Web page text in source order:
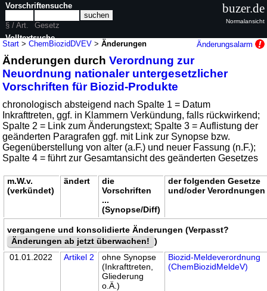
Start >ChemBiozidDVEV >Änderungen Änderungsalarm
Änderungen durchVerordnung zur
Neuordnung nationaler untergesetzlicher
Vorschriften für Biozid-Produkte
chronologisch absteigend nach Spalte 1 = Datum
Inkrafttreten, ggf. in Klammern Verkündung, falls rückwirkend;
Spalte 2 = Link zum Änderungstext; Spalte 3 = Auflistung der
geänderten Paragrafen ggf. mit Link zur Synopse bzw.
Gegenüberstellung von alter (a.F.) und neuer Fassung (n.F.);
Spalte 4 = führt zur Gesamtansicht des geänderten Gesetzes
m.W.v.
(verkündet)
ändert
die
Vorschriften
...
(Synopse/Diff)
der folgenden Gesetze
und/oder Verordnungen
vergangene und konsolidierte Änderungen (Verpasst?
Änderungen ab jetzt überwachen! )
01.01.2022
Artikel 2
ohne Synopse
(Inkrafttreten,
Gliederung
o.Ä.)
Biozid-Meldeverordnung
(ChemBiozidMeldeV)
Vorschriftensuche
§ / Art.
Gesetz
Volltextsuche
nur in ChemBiozidDVEV
buzer.de
Normalansicht